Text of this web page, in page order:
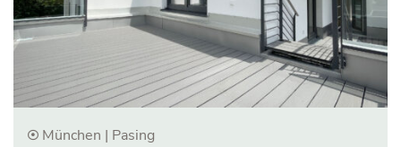
München | Pasing